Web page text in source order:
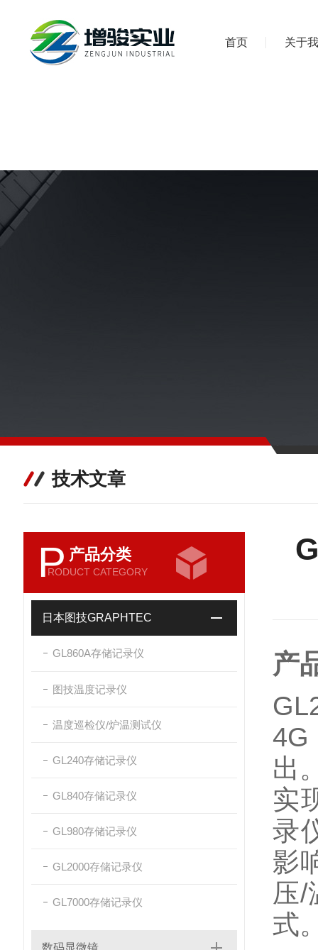
首页 关于
技术文章
P 产品分类
RODUCT CATEGORY
日本图技GRAPHTEC
GL860A存储记录仪
图技温度记录仪
温度巡检仪/炉温测试仪
GL240存储记录仪
GL840存储记录仪
GL980存储记录仪
GL2000存储记录仪
GL7000存储记录仪
数码显微镜
产
4G
出
实
录
影
压/
式